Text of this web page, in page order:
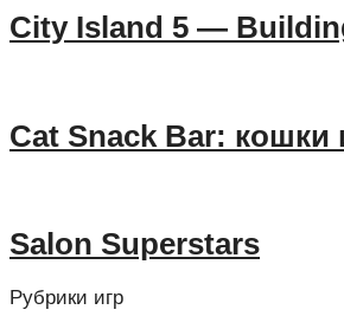
City Island 5 —
Cat Snack Bar: кошки
Salon Superstars
Рубрики игр